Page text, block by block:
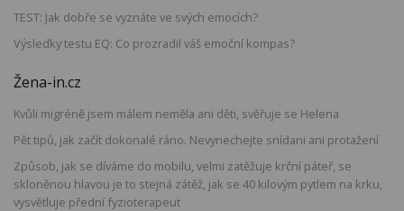
TEST: Jak dobře se vyznáte ve svých emocích?
Výsledky testu EQ: Co prozradil váš emoční kompas?
Žena-in.cz
Kvůli migréně jsem málem neměla ani děti, svěřuje se Helena
Pět tipů, jak začít dokonalé ráno. Nevynechejte snídani ani protažení
Způsob, jak se díváme do mobilu, velmi zatěžuje krční páteř, se
skloněnou hlavou je to stejná zátěž, jak se 40 kilovým pytlem na krku,
vysvětluje přední fyzioterapeut